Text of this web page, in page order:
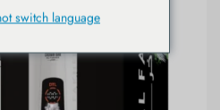
switch language